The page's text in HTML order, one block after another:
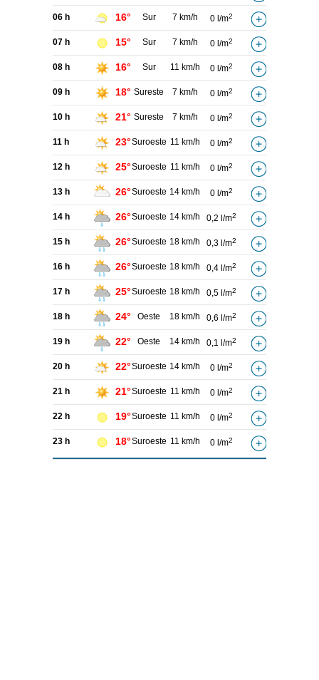
06 h 16° Sur 7 km/h 0 l/m2
07 h 15° Sur 7 km/h 0 l/m2
08 h 16° Sur 11 km/h 0 l/m2
09 h 18° Sureste 7 km/h 0 l/m2
10 h 21° Sureste 7 km/h 0 l/m2
11 h 23°Suroeste 11 km/h 0 l/m2
12 h 25°Suroeste 11 km/h 0 l/m2
13 h 26°Suroeste 14 km/h 0 l/m2
14 h 26°Suroeste 14 km/h 0,2 l/m2
15 h 26°Suroeste 18 km/h 0,3 l/m2
16 h 26°Suroeste 18 km/h 0,4 l/m2
17 h 25°Suroeste 18 km/h 0,5 l/m2
18 h 24° Oeste 18 km/h 0,6 l/m2
19 h 22° Oeste 14 km/h 0,1 l/m2
20 h 22°Suroeste 14 km/h 0 l/m2
21 h 21°Suroeste 11 km/h 0 l/m2
22 h 19°Suroeste 11 km/h 0 l/m2
23 h 18°Suroeste 11 km/h 0 l/m2